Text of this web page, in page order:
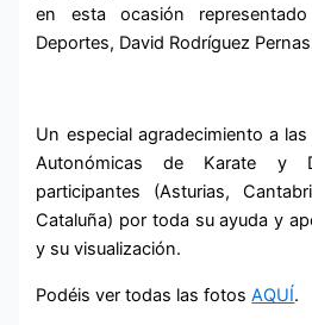
en esta ocasión
Deportes, David Rodríguez
Un especial agradecimiento a
Autonómicas de Karate y
participantes (Asturias,
Cataluña) por toda su ayuda y
y su visualización.
Podéis ver todas las fotosAQUÍ.